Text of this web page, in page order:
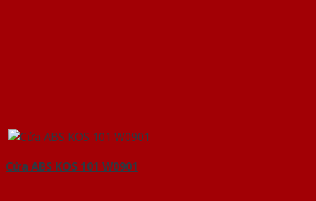
Cửa ABS KOS 101 W0901